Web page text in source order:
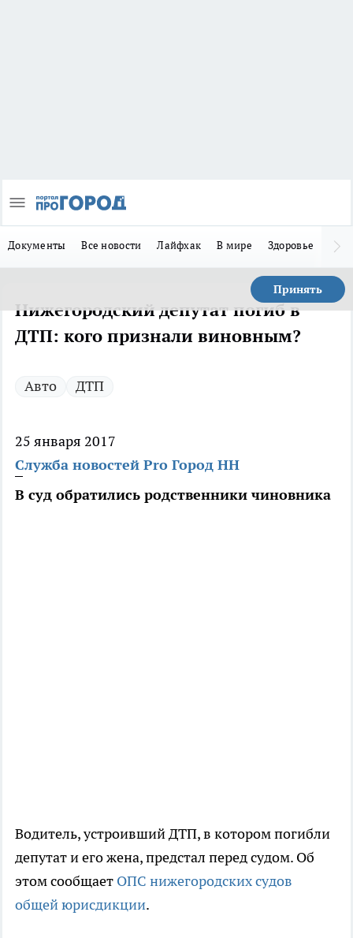
Документы Все новости Лайфхак В мире Здоровье
Принять
Нижегородский депутат погиб в
ДТП: кого признали виновным?
Авто ДТП
25 января 2017
Служба новостей Pro Город НН
В суд обратились родственники чиновника
Водитель, устроивший ДТП, в котором погибли
депутат и его жена, предстал перед судом. Об
этом сообщает ОПС нижегородских судов
общей юрисдикции.